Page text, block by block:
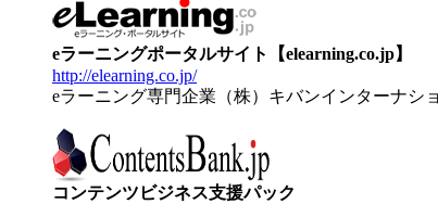
eラーニングポータルサイト【elearning.co.jp】
http://elearning.co.jp/
eラーニング専門企業（株）キバンインターナシ
コンテンツビジネス支援パック